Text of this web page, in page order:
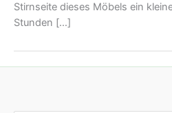
Stirnseite dieses Möbels ein
Stunden […]